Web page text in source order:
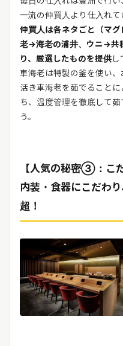
一流の仲買人より仕入れて
仲買人は各ネタごと（マ
老→海老の浦井、ウニ→共
り、厳選したものを提供し
車海老は特製の釜を使い、
活き車海老を茹でること
ち、温度管理を徹底して
う。
【人気の秘密③：こ
内装・食器にこだわ
超！